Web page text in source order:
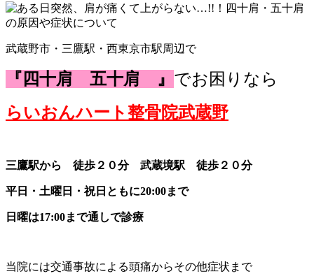
武蔵野市・三鷹駅・西東京市駅周辺で
『四十肩 五十肩 』 でお困りなら
らいおんハート整骨院武蔵野
三鷹駅から 徒歩２０分 武蔵境駅 徒歩２０分
平日・土曜日・祝日ともに20:00まで
日曜は17:00まで通しで診療
当院には交通事故による頭痛からその他症状まで